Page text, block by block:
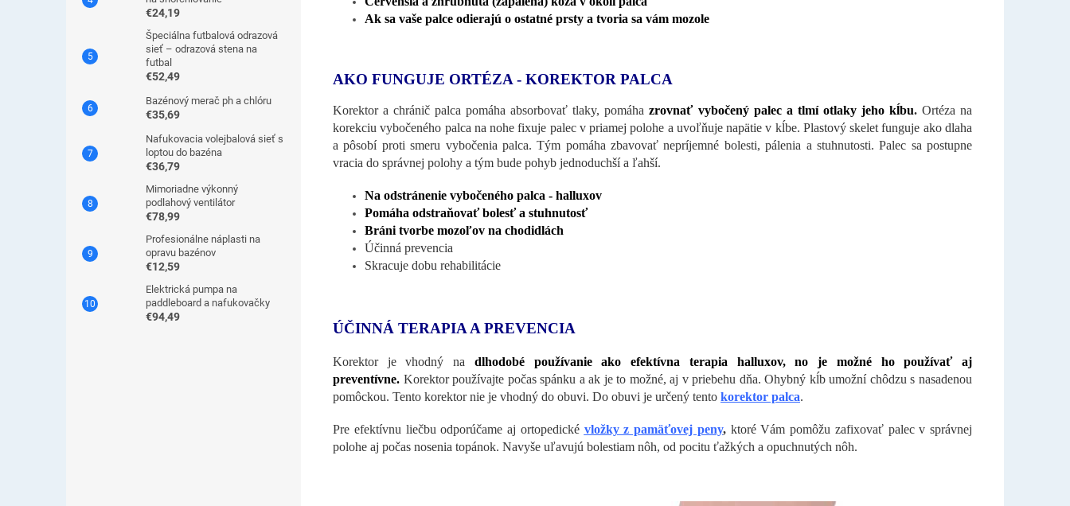
€24,19
Špeciálna futbalová odrazová
sieť – odrazová stena na
futbal
€52,49
Bazénový merač ph a chlóru
€35,69
Nafukovacia volejbalová sieť s
loptou do bazéna
€36,79
Mimoriadne výkonný
podlahový ventilátor
€78,99
Profesionálne náplasti na
opravu bazénov
€12,59
Elektrická pumpa na
paddleboard a nafukovačky
€94,49
Ak sa vaše palce odierajú o ostatné prsty a tvoria sa vám mozole
AKO FUNGUJE ORTÉZA - KOREKTOR PALCA
Korektor a chránič palca pomáha absorbovať tlaky, pomáhazrovnať vybočený palec a tlmí otlaky jeho kĺbu. Ortéza na
korekciu vybočeného palca na nohe fixuje palec v priamej polohe a uvoľňuje napätie v kĺbe. Plastový skelet funguje ako dlaha
a pôsobí proti smeru vybočenia palca. Tým pomáha zbavovať nepríjemné bolesti, pálenia a stuhnutosti. Palec sa postupne
vracia do správnej polohy a tým bude pohyb jednoduchší a ľahší.
Na odstránenie vybočeného palca - halluxov
Pomáha odstraňovať bolesť a stuhnutosť
Bráni tvorbe mozoľov na chodidlách
Účinná prevencia
Skracuje dobu rehabilitácie
ÚČINNÁ TERAPIA A PREVENCIA
Korektor je vhodný na dlhodobé používanie ako efektívna terapia halluxov, no je možné ho používať aj
preventívne. Korektor používajte počas spánku a ak je to možné, aj v priebehu dňa. Ohybný kĺb umožní chôdzu s nasadenou
pomôckou. Tento korektor nie je vhodný do obuvi. Do obuvi je určený tento korektor palca.
Pre efektívnu liečbu odporúčame aj ortopedické vložky z pamäťovej peny, ktoré Vám pomôžu zafixovať palec v správnej
polohe aj počas nosenia topánok. Navyše uľavujú bolestiam nôh, od pocitu ťažkých a opuchnutých nôh.